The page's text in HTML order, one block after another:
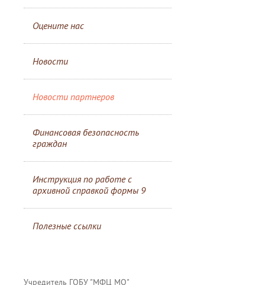
Оцените нас
Новости
Новости партнеров
Финансовая безопасность
граждан
Инструкция по работе с
архивной справкой формы 9
Полезные ссылки
Учредитель ГОБУ "МФЦ МО"